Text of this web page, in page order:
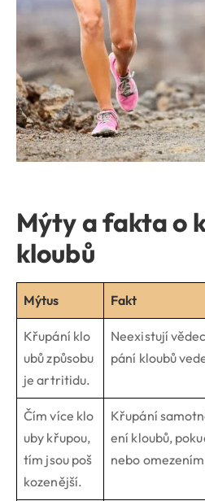
Mýty a fakta o
kloubů
Mýtus Fakt
Křupání klo
ubů způsobu
je artritidu.
Neexistují
pání kloubů
Čím více klo
uby křupou,
tím jsou poš
kozenější.
Křupání
ení kloubů,
nebo